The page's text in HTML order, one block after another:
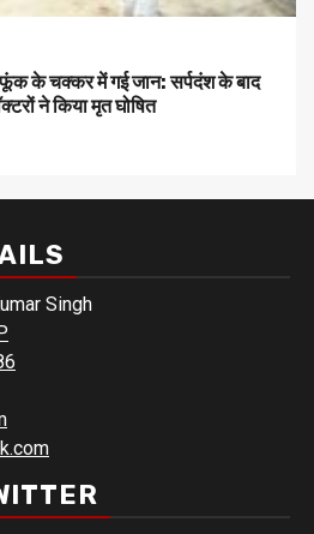
चक्कर में गई जान: सर्पदंश के बाद
ने किया मृत घोषित
Singh